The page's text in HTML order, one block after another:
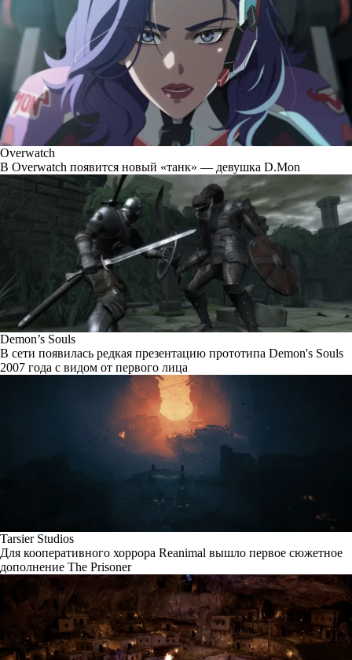
Overwatch
В Overwatch появится новый «танк» — девушка D.Mon
Demon’s Souls
В сети появилась редкая презентацию прототипа Demon's Souls
2007 года с видом от первого лица
Tarsier Studios
Для кооперативного хоррора Reanimal вышло первое сюжетное
дополнение The Prisoner